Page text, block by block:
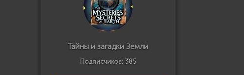
Тайны и загадки Земли
Подписчиков: 385